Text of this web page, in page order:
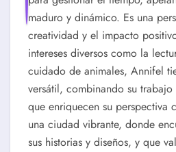
maduro y dinámico. Es una
creatividad y el impacto
intereses diversos como la
cuidado de animales, Annifel
versátil, combinando su
que enriquecen su perspectiva
una ciudad vibrante, donde
sus historias y diseños, y que